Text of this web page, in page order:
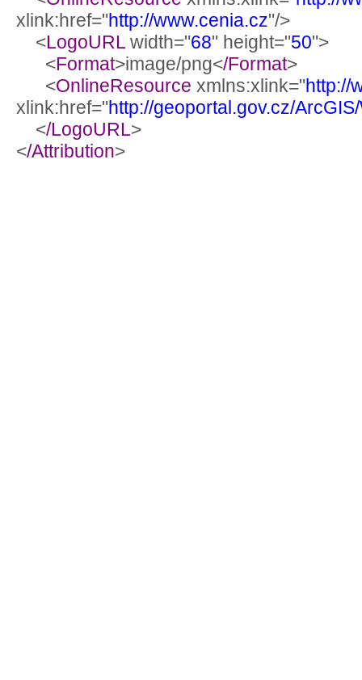
xlink:href="http://www.cenia.cz"/>
<LogoURL width="68" height="50">
<Format>image/png</Format>
<OnlineResource xmlns:xlink="http://
xlink:href="http://geoportal.gov.cz/
</LogoURL>
</Attribution>